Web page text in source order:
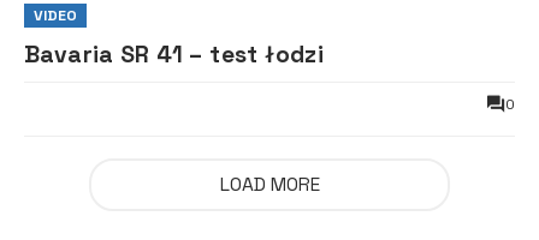
VIDEO
Bavaria SR 41 – test łodzi
0
LOAD MORE